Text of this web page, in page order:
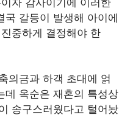
갈등이 발생해 아이에
중하게 결정해야 한
의금과 하객 초대에 얽
데 옥순은 재혼의 특성상
송구스러웠다고 털어놨